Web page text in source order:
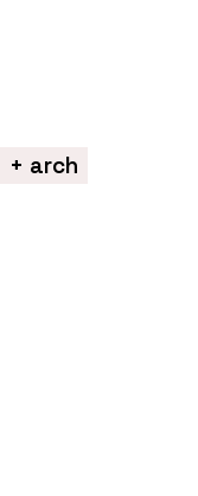
+ arch